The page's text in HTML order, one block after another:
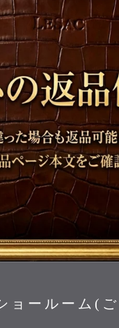
ョールーム(ご